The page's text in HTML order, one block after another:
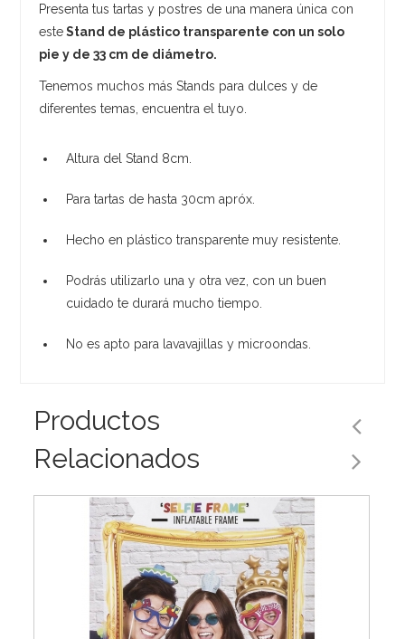
Presenta tus tartas y postres de una manera única con
esteStand de plástico transparente con un solo
pie y de 33 cm de diámetro.
Tenemos muchos más Stands para dulces y de
diferentes temas, encuentra el tuyo.
Altura del Stand 8cm.
Para tartas de hasta 30cm apróx.
Hecho en plástico transparente muy resistente.
Podrás utilizarlo una y otra vez, con un buen
cuidado te durará mucho tiempo.
No es apto para lavavajillas y microondas.
Productos
Relacionados